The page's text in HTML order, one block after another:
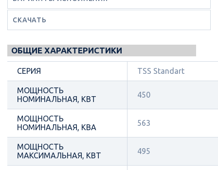
СКАЧАТЬ
ОБЩИЕ ХАРАКТЕРИСТИКИ
СЕРИЯ TSS Standart
МОЩНОСТЬ
НОМИНАЛЬНАЯ, КВТ
450
МОЩНОСТЬ
НОМИНАЛЬНАЯ, КВА
563
МОЩНОСТЬ
МАКСИМАЛЬНАЯ, КВТ
495